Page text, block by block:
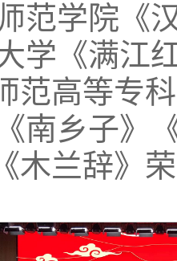
范学院《
学《满江
范高等专
南乡子》
木兰辞》